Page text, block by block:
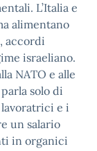
L’Italia e
alimentano
accordi
israeliano.
NATO e alle
solo di
e i
un salario
in organici